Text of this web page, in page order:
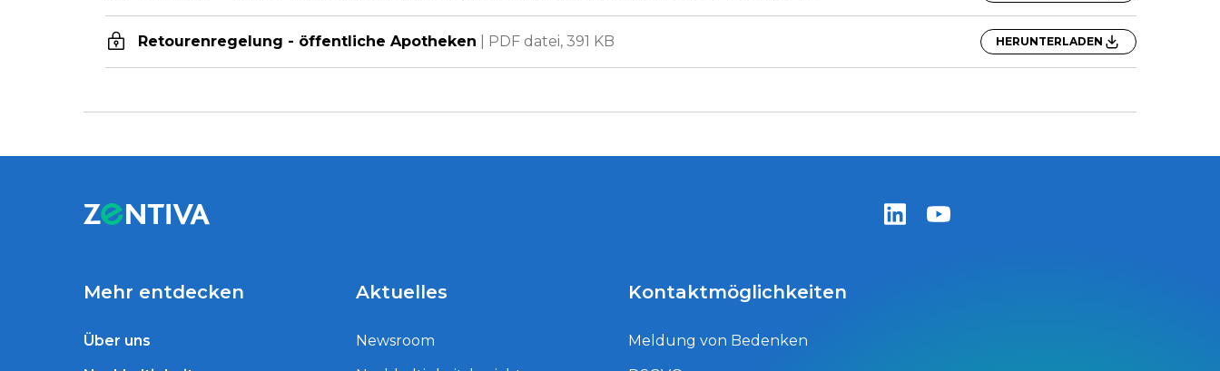
Retourenregelung - öffentliche Apotheken PDF datei, 391 KB HERUNTERLADEN
Zentiva LinkedIn
Zentiva YouTube
Mehr entdecken
Über uns
Aktuelles
Newsroom
Kontaktmöglichkeiten
Meldung von Bedenken